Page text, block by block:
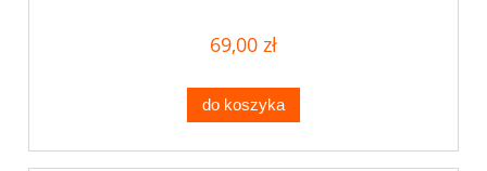
69,00 zł
do koszyka